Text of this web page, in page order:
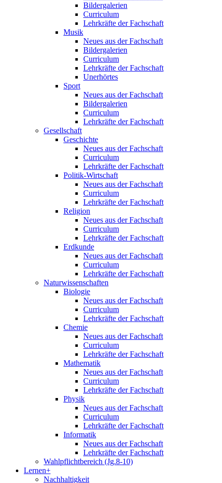
Bildergalerien
Curriculum
Lehrkräfte der Fachschaft
Musik
Neues aus der Fachschaft
Bildergalerien
Curriculum
Lehrkräfte der Fachschaft
Unerhörtes
Sport
Neues aus der Fachschaft
Bildergalerien
Curriculum
Lehrkräfte der Fachschaft
Gesellschaft
Geschichte
Neues aus der Fachschaft
Curriculum
Lehrkräfte der Fachschaft
Politik-Wirtschaft
Neues aus der Fachschaft
Curriculum
Lehrkräfte der Fachschaft
Religion
Neues aus der Fachschaft
Curriculum
Lehrkräfte der Fachschaft
Erdkunde
Neues aus der Fachschaft
Curriculum
Lehrkräfte der Fachschaft
Naturwissenschaften
Biologie
Neues aus der Fachschaft
Curriculum
Lehrkräfte der Fachschaft
Chemie
Neues aus der Fachschaft
Curriculum
Lehrkräfte der Fachschaft
Mathematik
Neues aus der Fachschaft
Curriculum
Lehrkräfte der Fachschaft
Physik
Neues aus der Fachschaft
Curriculum
Lehrkräfte der Fachschaft
Informatik
Neues aus der Fachschaft
Lehrkräfte der Fachschaft
Wahlpflichtbereich (Jg.8-10)
Lernen+
Nachhaltigkeit